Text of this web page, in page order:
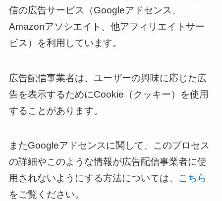
信の広告サービス（Googleアドセンス、
Amazonアソシエイト、他アフィリエイトサー
ビス）を利用しています。
広告配信事業者は、ユーザーの興味に応じた広
告を表示するためにCookie（クッキー）を使用
することがあります。
またGoogleアドセンスに関して、このプロセス
の詳細やこのような情報が広告配信事業者に使
用されないようにする方法については、 こちら
をご覧ください。